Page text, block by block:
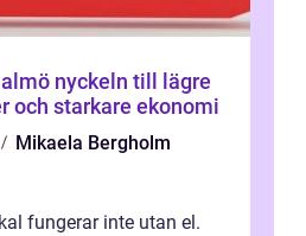
till lägre
och starkare ekonomi
Mikaela Bergholm
fungerar inte utan el.